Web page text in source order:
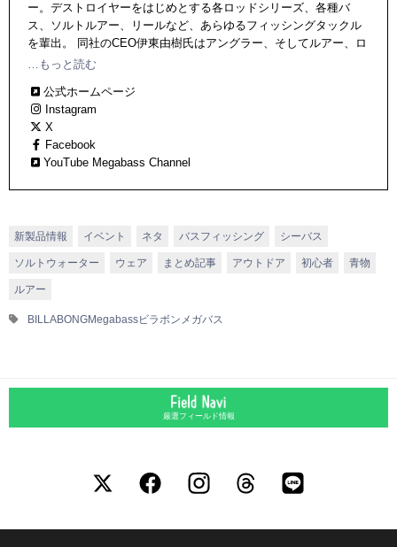
ー。デストロイヤーをはじめとする各ロッドシリーズ、各種バ
ス、ソルトルアー、リールなど、あらゆるフィッシングタックル
を輩出。 同社のCEO伊東由樹氏はアングラー、そしてルアー、ロ
ッドデザイナーとしても有名で、同氏の手掛けるタックル＆ルア
で高い評価を受けている。
…もっと読む
公式ホームページ
Instagram
X
Facebook
YouTube Megabass Channel
新製品情報 イベント ネタ バスフィッシング シーバス
ソルトウォーター ウェア まとめ記事 アウトドア 初心者 青物
ルアー
BILLABONGMegabassビラボン メガバス
厳選フィールド情報